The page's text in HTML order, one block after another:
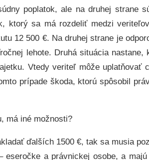
poplatok, ale na druhej strane
ktorý sa má rozdeliť medzi
12 500 €. Na druhej strane je
lehote. Druhá situácia nastane,
Vtedy veriteľ môže uplatňovať
prípade škoda, ktorú spôsobil
má iné možnosti?
ďalších 1500 €, tak sa musia
a právnickej osobe, a majú